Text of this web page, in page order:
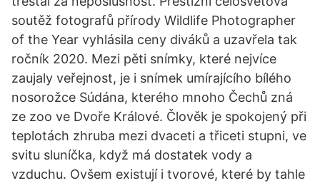
soutěž fotografů přírody Wildlife Photographer
of the Year vyhlásila ceny diváků a uzavřela tak
ročník 2020. Mezi pěti snímky, které nejvíce
zaujaly veřejnost, je i snímek umírajícího bílého
nosorožce Súdána, kterého mnoho Čechů zná
ze zoo ve Dvoře Králové. Člověk je spokojený při
teplotách zhruba mezi dvaceti a třiceti stupni, ve
svitu sluníčka, když má dostatek vody a
vzduchu. Ovšem existují i tvorové, které by tahle